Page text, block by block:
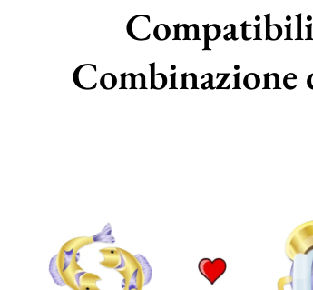
Combinazione